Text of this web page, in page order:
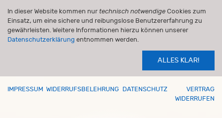
In dieser Website kommen nur technisch notwendige Cookies zum
Einsatz, um eine sichere und reibungslose Benutzererfahrung zu
gewährleisten. Weitere Informationen hierzu können unserer
Datenschutzerklärung entnommen werden.
ALLES KLAR!
IMPRESSUM WIDERRUFSBELEHRUNG DATENSCHUTZ
VERTRAG
WIDERRUFEN